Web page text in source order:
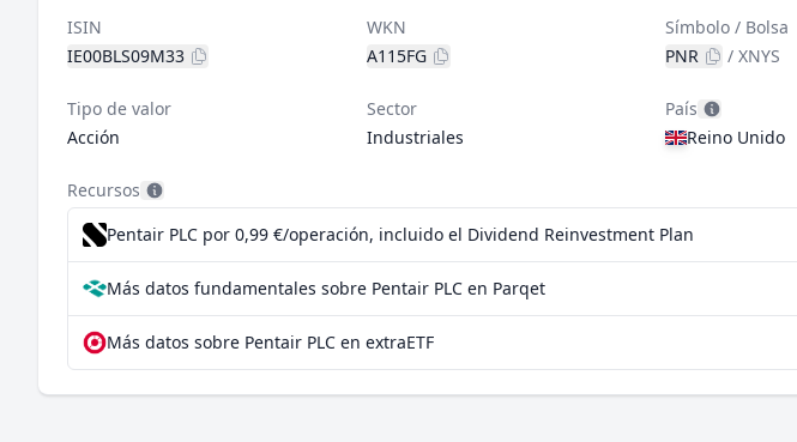
ISIN
IE00BLS09M33
WKN
A115FG
Símbolo / Bolsa
PNR
/XNYS
Tipo de valor
Acción
Sector
Industriales
País
Reino Unido
Recursos
Pentair PLC por 0,99 €/operación, incluido el Dividend Reinvestment Plan
Más datos fundamentales sobre Pentair PLC en Parqet
Más datos sobre Pentair PLC en extraETF